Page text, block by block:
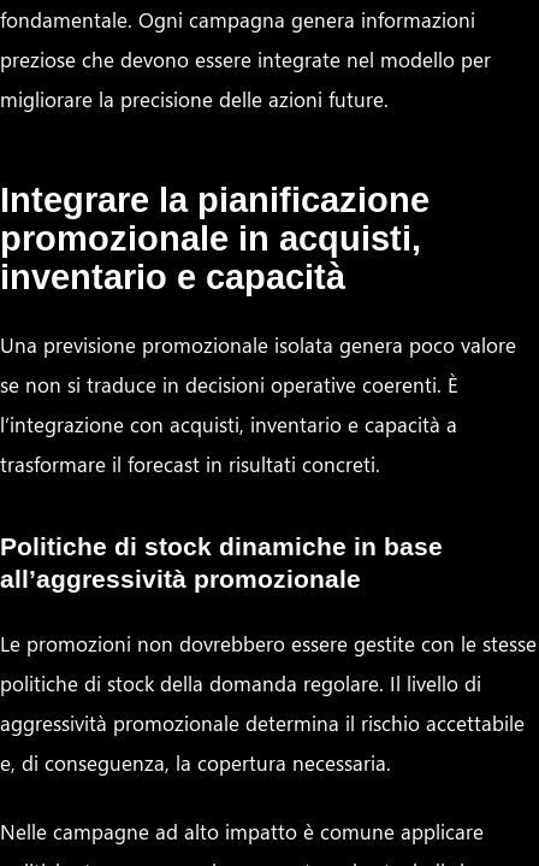
fondamentale. Ogni campagna genera informazioni
preziose che devono essere integrate nel modello per
migliorare la precisione delle azioni future.
Integrare la pianificazione
promozionale in acquisti,
inventario e capacità
Una previsione promozionale isolata genera poco valore
se non si traduce in decisioni operative coerenti. È
l’integrazione con acquisti, inventario e capacità a
trasformare il forecast in risultati concreti.
Politiche di stock dinamiche in base
all’aggressività promozionale
Le promozioni non dovrebbero essere gestite con le stesse
politiche di stock della domanda regolare. Il livello di
aggressività promozionale determina il rischio accettabile
e, di conseguenza, la copertura necessaria.
Nelle campagne ad alto impatto è comune applicare